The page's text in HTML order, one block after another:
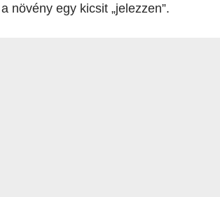
növény egy kicsit „jelezzen”.